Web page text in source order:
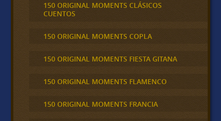
150 ORIGINAL MOMENTS CLÁSICOS
CUENTOS
150 ORIGINAL MOMENTS COPLA
150 ORIGINAL MOMENTS FIESTA GITANA
150 ORIGINAL MOMENTS FLAMENCO
150 ORIGINAL MOMENTS FRANCIA